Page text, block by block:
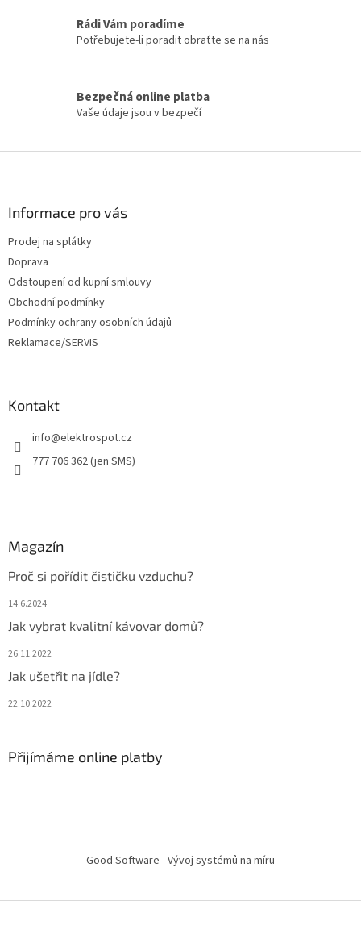
Rádi Vám poradíme
Potřebujete-li poradit obraťte se na nás
Bezpečná online platba
Vaše údaje jsou v bezpečí
Informace pro vás
Prodej na splátky
Doprava
Odstoupení od kupní smlouvy
Obchodní podmínky
Podmínky ochrany osobních údajů
Reklamace/SERVIS
Kontakt
info@elektrospot.cz
777 706 362 (jen SMS)
Magazín
Proč si pořídit čističku vzduchu?
14.6.2024
Jak vybrat kvalitní kávovar domů?
26.11.2022
Jak ušetřit na jídle?
22.10.2022
Přijímáme online platby
Good Software - Vývoj systémů na míru